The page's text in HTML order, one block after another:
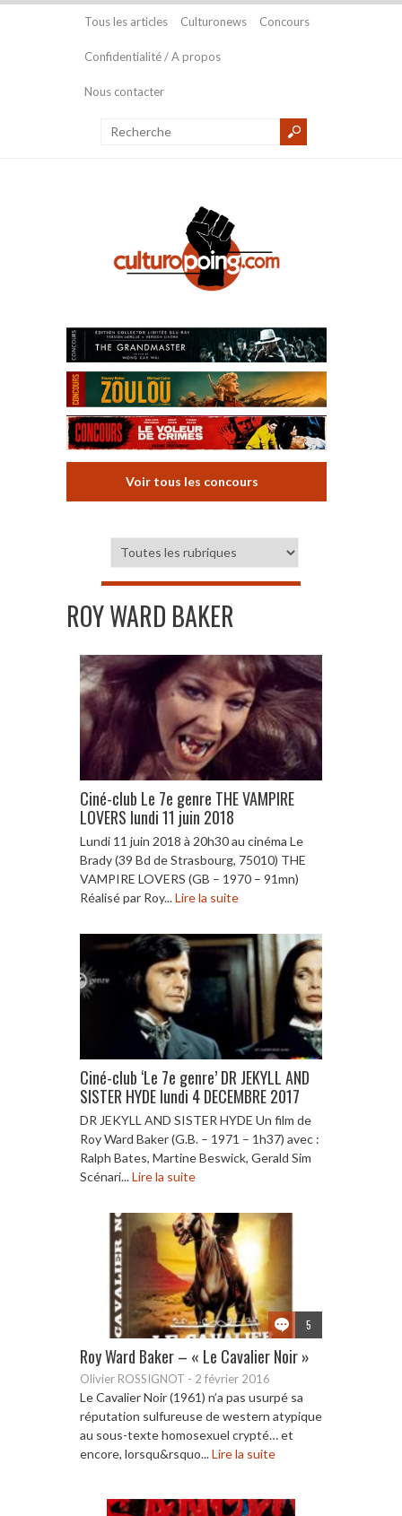
Tous les articles Culturonews Concours
Confidentialité / A propos
Nous contacter
Voir tous les concours
ROY WARD BAKER
Ciné-club Le 7e genre THE VAMPIRE
LOVERS lundi 11 juin 2018
Lundi 11 juin 2018 à 20h30 au cinéma Le
Brady (39 Bd de Strasbourg, 75010) THE
VAMPIRE LOVERS (GB – 1970 – 91mn)
Réalisé par Roy...Lire la suite
Ciné-club ‘Le 7e genre’ DR JEKYLL AND
SISTER HYDE lundi 4 DECEMBRE 2017
DR JEKYLL AND SISTER HYDE Un film de
Roy Ward Baker (G.B. – 1971 – 1h37) avec :
Ralph Bates, Martine Beswick, Gerald Sim
Scénari...Lire la suite
5
Roy Ward Baker – « Le Cavalier Noir »
Olivier ROSSIGNOT - 2 février 2016
Le Cavalier Noir (1961) n’a pas usurpé sa
réputation sulfureuse de western atypique
au sous-texte homosexuel crypté… et
encore, lorsqu&rsquo...Lire la suite